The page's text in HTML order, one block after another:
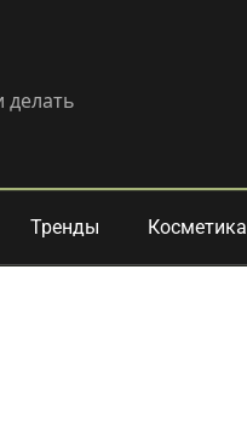
делать
Тренды Косметика